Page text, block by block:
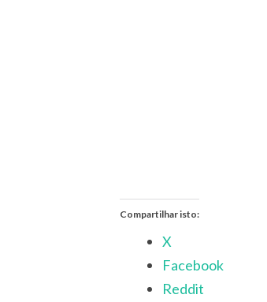
Compartilhar isto:
X
Facebook
Reddit